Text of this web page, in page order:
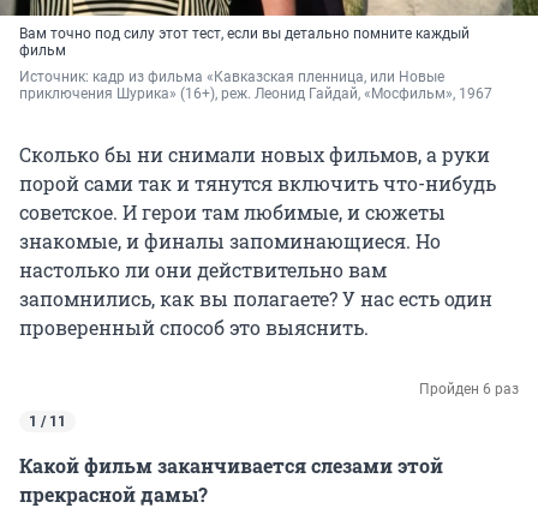
Вам точно под силу этот тест, если вы детально помните каждый
фильм
Источник: кадр из фильма «Кавказская пленница, или Новые
приключения Шурика» (16+), реж. Леонид Гайдай, «Мосфильм», 1967
Сколько бы ни снимали новых фильмов, а руки
порой сами так и тянутся включить что-нибудь
советское. И герои там любимые, и сюжеты
знакомые, и финалы запоминающиеся. Но
настолько ли они действительно вам
запомнились, как вы полагаете? У нас есть один
проверенный способ это выяснить.
Пройден 6 раз
1 / 11
Какой фильм заканчивается слезами этой
прекрасной дамы?